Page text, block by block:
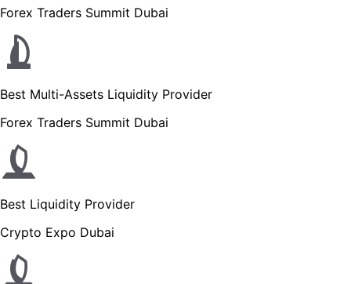
Forex Traders Summit Dubai
Best Multi-Assets Liquidity Provider
Forex Traders Summit Dubai
Best Liquidity Provider
Crypto Expo Dubai